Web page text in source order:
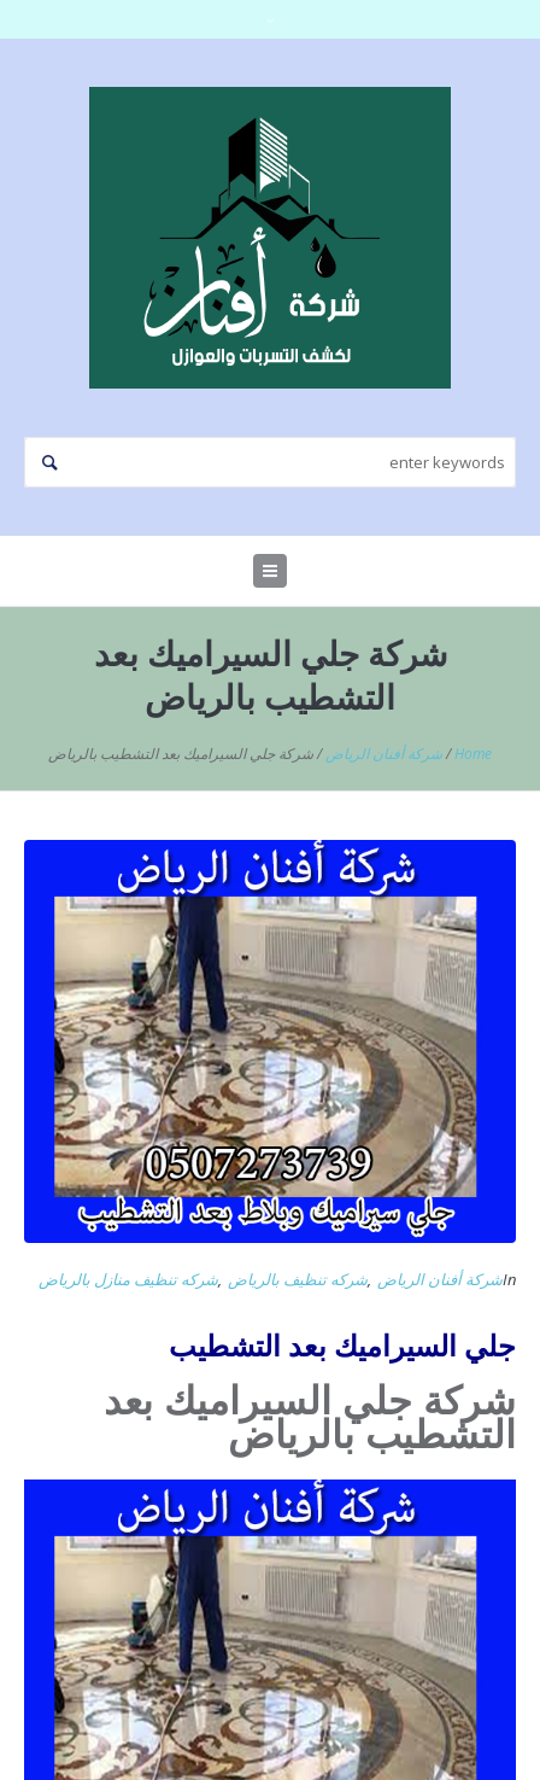
شركة جلي السيراميك بعد
التشطيب بالرياض
Home
/شركة أفنان الرياض /شركة جلي السيراميك بعد التشطيب بالرياض
Inشركة أفنان الرياض ,شركه تنظيف بالرياض ,شركه تنظيف منازل بالرياض
جلي السيراميك بعد التشطيب
شركة جلي السيراميك بعد
التشطيب بالرياض